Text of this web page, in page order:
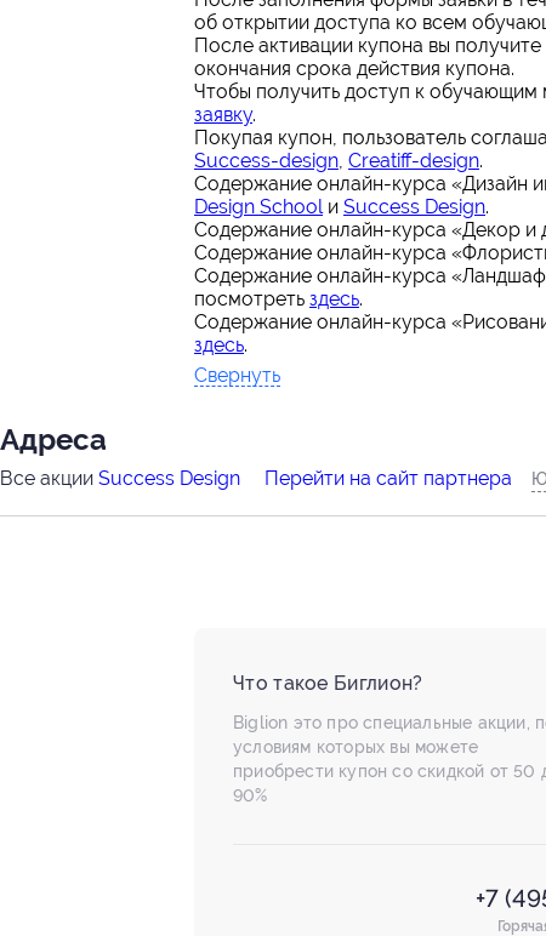
об открытии доступа ко всем
После активации купона вы
окончания срока действия купона.
Чтобы получить доступ к
заявку.
Покупая купон, пользователь
Success-design, Creatiff-design.
Содержание онлайн-курса «Дизайн
Design Schoolи Success Design.
Содержание онлайн-курса «Декор
Содержание онлайн-курса
Содержание онлайн-курса
посмотреть здесь.
Содержание онлайн-курса
здесь.
Свернуть
Адресa
Все акции Success Design Перейти на сайт партнера
Что такое Биглион?
Biglion это про специальные акции,
условиям которых вы можете
приобрести купон со скидкой от 50
90%
+7